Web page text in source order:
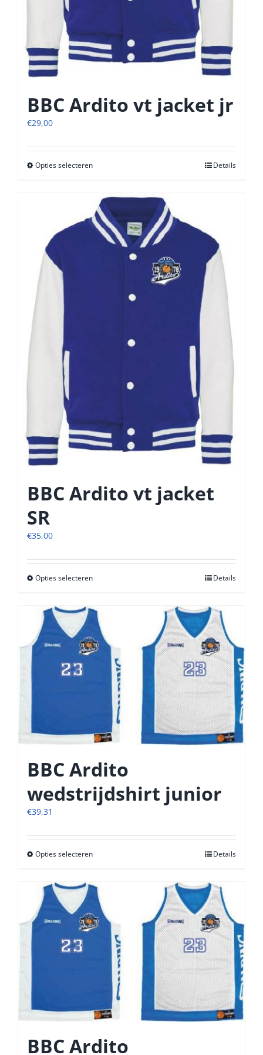
BBC Ardito vt jacket jr
€29,00
Opties selecterenDit
meerdere
variaties.
Deze
optie
Details
BBC Ardito vt jacket
SR
€35,00
Opties selecterenDit
meerdere
variaties.
Deze
optie
gekozen
worden
productpagina
Details
BBC Ardito
wedstrijdshirt junior
€39,31
Opties selecterenDit
meerdere
variaties.
Deze
optie
gekozen
worden
productpagina
Details
BBC Ardito